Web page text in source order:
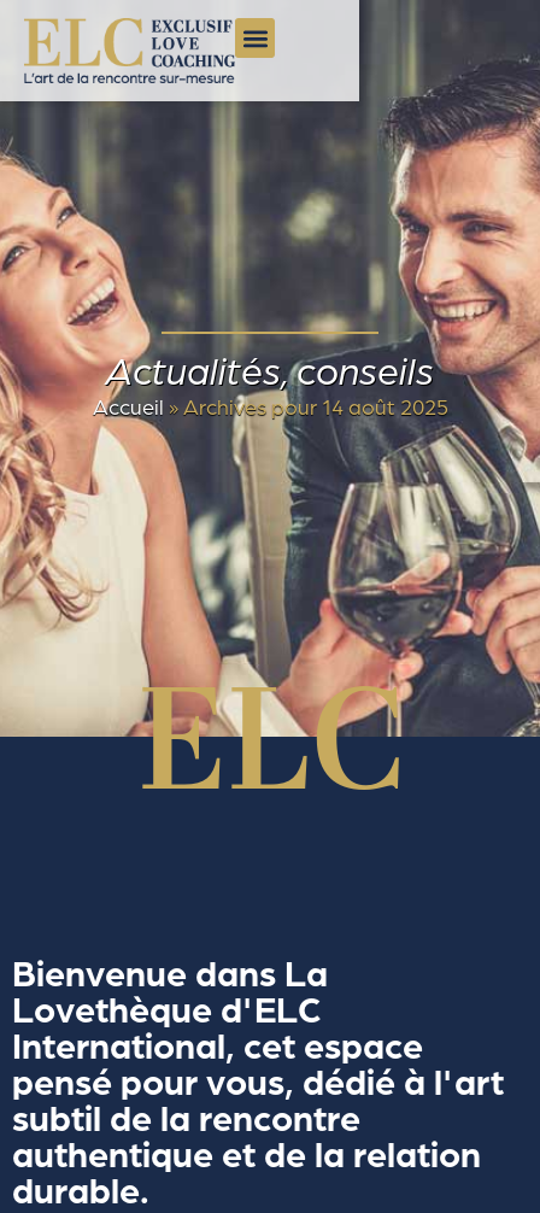
Actualités, conseils
Accueil » Archives pour 14 août 2025
Bienvenue dans La
Lovethèque d'ELC
International, cet espace
pensé pour vous, dédié à l'art
subtil de la rencontre
authentique et de la relation
durable.